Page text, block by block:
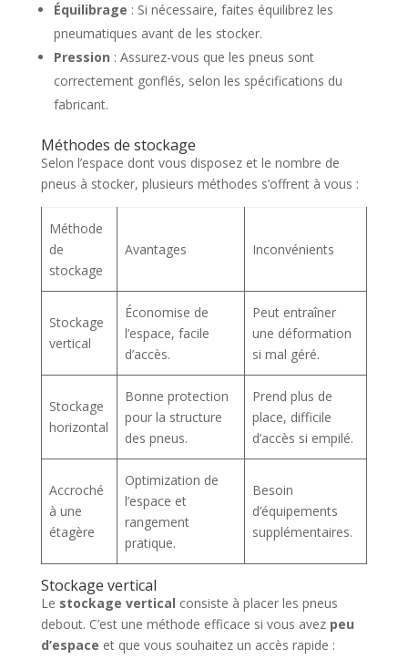
Équilibrage : Si nécessaire, faites équilibrez les
pneumatiques avant de les stocker.
Pression : Assurez-vous que les pneus sont
correctement gonflés, selon les spécifications du
fabricant.
Méthodes de stockage
Selon l’espace dont vous disposez et le nombre de
pneus à stocker, plusieurs méthodes s’offrent à vous :
Méthode
de
stockage
Avantages Inconvénients
Stockage
vertical
Économise de
l’espace, facile
d’accès.
Peut entraîner
une déformation
si mal géré.
Stockage
horizontal
Bonne protection
pour la structure
des pneus.
Prend plus de
place, difficile
d’accès si empilé.
Accroché
à une
étagère
Optimization de
l’espace et
rangement
pratique.
Besoin
d’équipements
supplémentaires.
Stockage vertical
Le stockage vertical consiste à placer les pneus
debout. C’est une méthode efficace si vous avez peu
d’espace et que vous souhaitez un accès rapide :